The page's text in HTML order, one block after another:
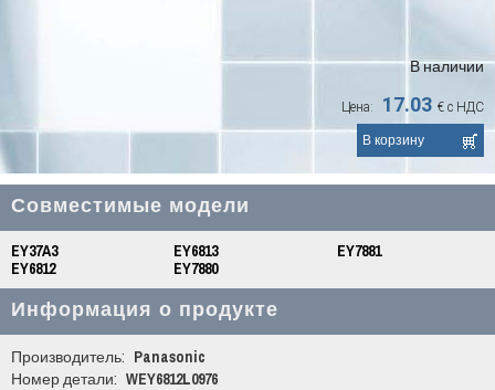
В наличии
Цена: 17.03 € с НДС
Совместимые модели
EY37A3
EY6812
EY6813
EY7880
EY7881
Информация о продукте
Производитель: Panasonic
Номер детали: WEY6812L0976